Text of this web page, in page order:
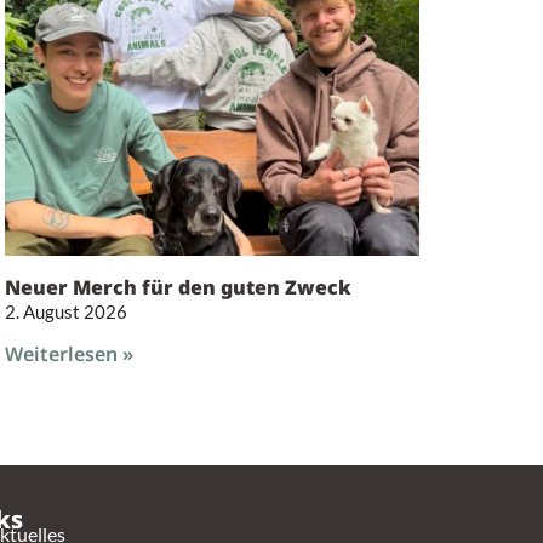
Neuer Merch für den guten Zweck
2. August 2026
Weiterlesen »